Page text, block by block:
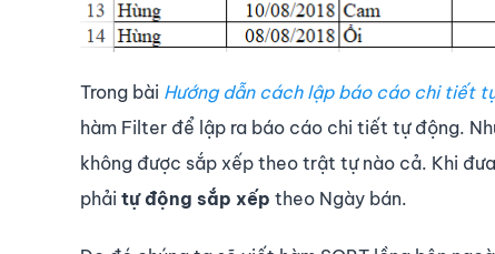
Trong bài Hướng dẫn cách lập báo cáo chi tiết
hàm Filter để lập ra báo cáo chi tiết tự động.
không được sắp xếp theo trật tự nào cả. Khi
phải tự động sắp xếp theo Ngày bán.